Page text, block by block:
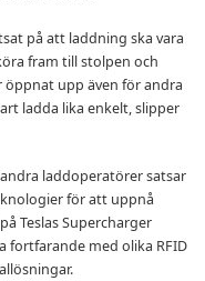
på att laddning ska vara
fram till stolpen och
öppnat upp även för andra
ladda lika enkelt, slipper
laddoperatörer satsar
för att uppnå
Teslas Supercharger
fortfarande med olika RFID